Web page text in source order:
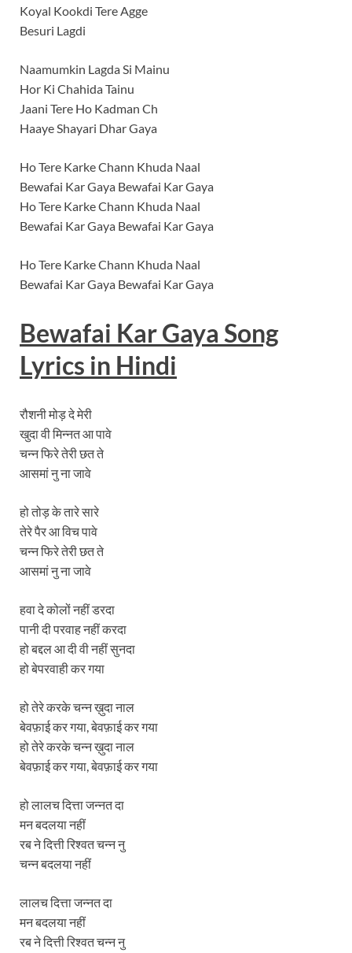
Koyal Kookdi Tere Agge
Besuri Lagdi
Naamumkin Lagda Si Mainu
Hor Ki Chahida Tainu
Jaani Tere Ho Kadman Ch
Haaye Shayari Dhar Gaya
Ho Tere Karke Chann Khuda Naal
Bewafai Kar Gaya Bewafai Kar Gaya
Ho Tere Karke Chann Khuda Naal
Bewafai Kar Gaya Bewafai Kar Gaya
Ho Tere Karke Chann Khuda Naal
Bewafai Kar Gaya Bewafai Kar Gaya
Bewafai Kar Gaya Song
Lyrics in Hindi
रौशनी मोड़ दे मेरी
खुदा वी मिन्नत आ पावे
चन्न फिरे तेरी छत ते
आसमां नु ना जावे
हो तोड़ के तारे सारे
तेरे पैर आ विच पावे
चन्न फिरे तेरी छत ते
आसमां नु ना जावे
हवा दे कोलों नहीं डरदा
पानी दी परवाह नहीं करदा
हो बद्दल आ दी वी नहीं सुनदा
हो बेपरवाही कर गया
हो तेरे करके चन्न ख़ुदा नाल
बेवफ़ाई कर गया, बेवफ़ाई कर गया
हो तेरे करके चन्न ख़ुदा नाल
बेवफ़ाई कर गया, बेवफ़ाई कर गया
हो लालच दित्ता जन्नत दा
मन बदलया नहीं
रब ने दित्ती रिश्वत चन्न नु
चन्न बदलया नहीं
लालच दित्ता जन्नत दा
मन बदलया नहीं
रब ने दित्ती रिश्वत चन्न नु